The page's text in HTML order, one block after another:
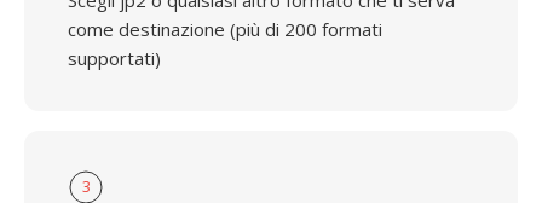
come destinazione (più di 200 formati
supportati)
3